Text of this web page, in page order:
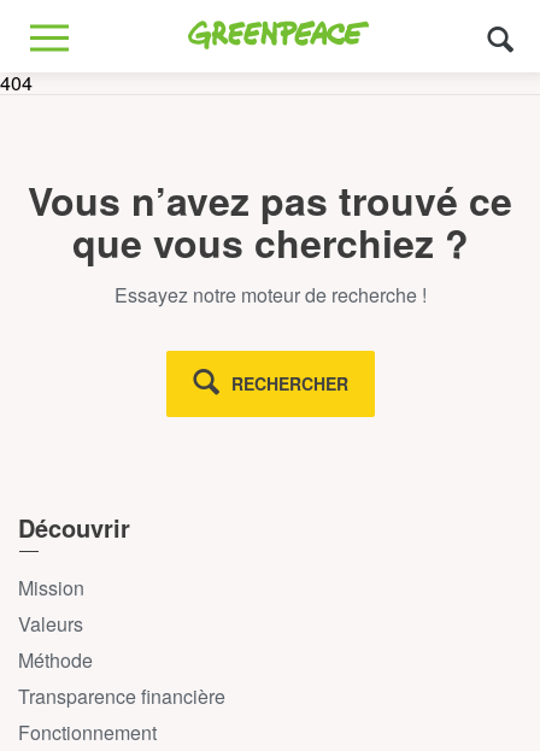
Greenpeace
MENU
404
Vous n’avez pas trouvé ce
que vous cherchiez ?
Essayez notre moteur de recherche !
RECHERCHER
Découvrir
Mission
Valeurs
Méthode
Transparence financière
Fonctionnement